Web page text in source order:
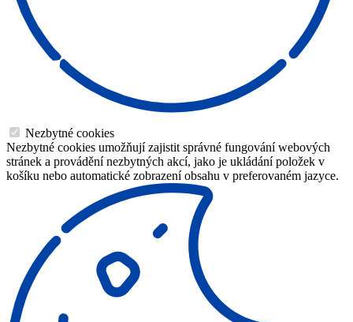
Nezbytné cookies
Nezbytné cookies umožňují zajistit správné fungování webových
stránek a provádění nezbytných akcí, jako je ukládání položek v
košíku nebo automatické zobrazení obsahu v preferovaném jazyce.